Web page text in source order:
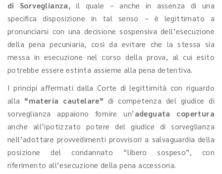
di Sorveglianza, il quale – anche in assenza di una
specifica disposizione in tal senso – è legittimato a
pronunciarsi con una decisione sospensiva dell’esecuzione
della pena pecuniaria, così da evitare che la stessa sia
messa in esecuzione nel corso della prova, al cui esito
potrebbe essere estinta assieme alla pena detentiva.
I principi affermati dalla Corte di legittimità con riguardo
alla “materia cautelare” di competenza del giudice di
sorveglianza appaiono fornire un’ adeguata copertura
anche all’ipotizzato potere del giudice di sorveglianza
nell’adottare provvedimenti provvisori a salvaguardia della
posizione del condannato “libero sospeso”, con
riferimento all’esecuzione della pena accessoria.